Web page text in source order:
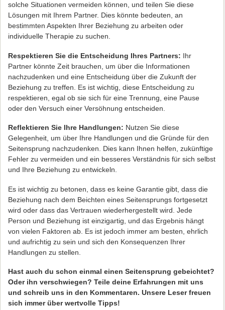
solche Situationen vermeiden können, und teilen Sie diese
Lösungen mit Ihrem Partner. Dies könnte bedeuten, an
bestimmten Aspekten Ihrer Beziehung zu arbeiten oder
individuelle Therapie zu suchen.
Respektieren Sie die Entscheidung Ihres Partners: Ihr
Partner könnte Zeit brauchen, um über die Informationen
nachzudenken und eine Entscheidung über die Zukunft der
Beziehung zu treffen. Es ist wichtig, diese Entscheidung zu
respektieren, egal ob sie sich für eine Trennung, eine Pause
oder den Versuch einer Versöhnung entscheiden.
Reflektieren Sie Ihre Handlungen: Nutzen Sie diese
Gelegenheit, um über Ihre Handlungen und die Gründe für den
Seitensprung nachzudenken. Dies kann Ihnen helfen, zukünftige
Fehler zu vermeiden und ein besseres Verständnis für sich selbst
und Ihre Beziehung zu entwickeln.
Es ist wichtig zu betonen, dass es keine Garantie gibt, dass die
Beziehung nach dem Beichten eines Seitensprungs fortgesetzt
wird oder dass das Vertrauen wiederhergestellt wird. Jede
Person und Beziehung ist einzigartig, und das Ergebnis hängt
von vielen Faktoren ab. Es ist jedoch immer am besten, ehrlich
und aufrichtig zu sein und sich den Konsequenzen Ihrer
Handlungen zu stellen.
Hast auch du schon einmal einen Seitensprung gebeichtet?
Oder ihn verschwiegen? Teile deine Erfahrungen mit uns
und schreib uns in den Kommentaren. Unsere Leser freuen
sich immer über wertvolle Tipps!